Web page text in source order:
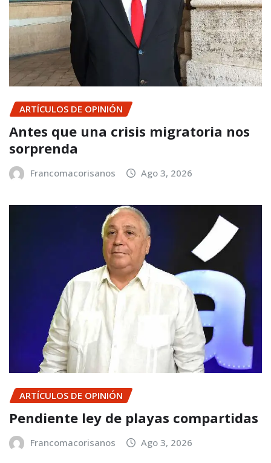
ARTÍCULOS DE OPINIÓN
Antes que una crisis migratoria nos
sorprenda
Francomacorisanos Ago 3, 2026
ARTÍCULOS DE OPINIÓN
Pendiente ley de playas compartidas
Francomacorisanos Ago 3, 2026